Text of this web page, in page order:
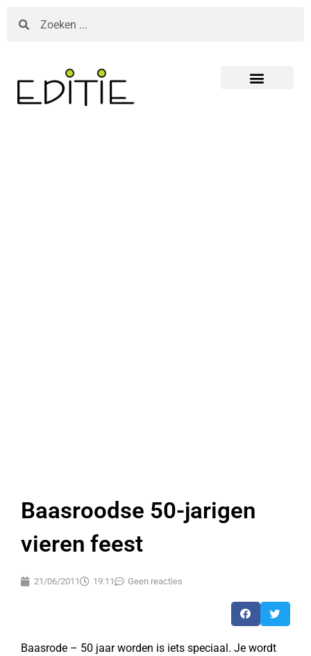
Baasroodse 50-jarigen
vieren feest
21/06/2011 19:11 Geen reacties
Baasrode – 50 jaar worden is iets speciaal. Je wordt